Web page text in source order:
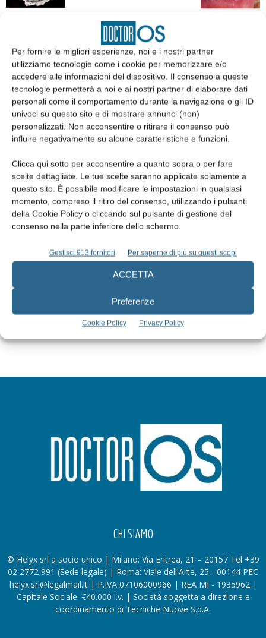
Per fornire le migliori esperienze, noi e i nostri partner
utilizziamo tecnologie come i cookie per memorizzare e/o
accedere alle informazioni del dispositivo. Il consenso a queste
tecnologie permetterà a noi e ai nostri partner di elaborare dati
personali come il comportamento durante la navigazione o gli ID
univoci su questo sito e di mostrare annunci (non)
personalizzati. Non acconsentire o ritirare il consenso può
influire negativamente su alcune caratteristiche e funzioni.
Clicca qui sotto per acconsentire a quanto sopra o per fare
scelte dettagliate. Le tue scelte saranno applicate solamente a
questo sito. È possibile modificare le impostazioni in qualsiasi
momento, compreso il ritiro del consenso, utilizzando i pulsanti
della Cookie Policy o cliccando sul pulsante di gestione del
consenso nella parte inferiore dello schermo.
Gestisci 913 fornitori Per saperne di più su questi scopi
ACCETTA
Preferenze
Cookie Policy Privacy Policy
EDICOLA
Iscriviti alla newsletter
CHI SIAMO
© Helyx srl a socio unico | Milano: Via Eritrea, 21 – 20157 Tel +39
02 2772 991 (Sede legale) | Roma: Viale dell'Arte, 25 - 00144 PEC
helyx.srl@legalmail.it | P.IVA 07106000966 | REA MI - 1935962 |
Capitale Sociale: €40.000 i.v. | Società soggetta a direzione e
coordinamento di Tecniche Nuove S.p.A.